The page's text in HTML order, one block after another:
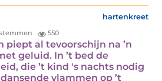
hartenkreet
550
piept al tevoorschijn na ’n
geluid. In ’t bed de
die ’t kind 's nachts nodig
vlammen op ’t